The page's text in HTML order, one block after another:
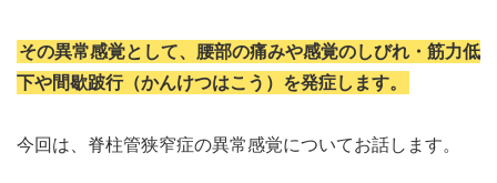
その異常感覚として、腰部の痛みや感覚のしびれ・筋力低
下や間歇跛行（かんけつはこう）を発症します。
今回は、脊柱管狭窄症の異常感覚についてお話します。